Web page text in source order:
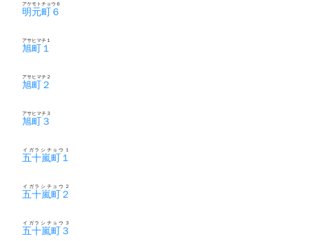
明元町６
アケモトチョウ６
旭町１
アサヒマチ１
旭町２
アサヒマチ２
旭町３
アサヒマチ３
五十嵐町１
イガラシチョウ１
五十嵐町２
イガラシチョウ２
五十嵐町３
イガラシチョウ３